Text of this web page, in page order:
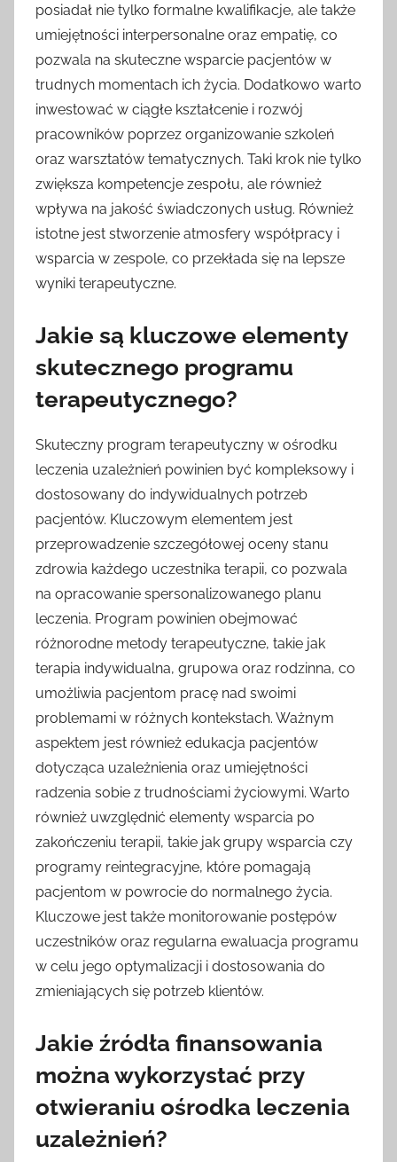
posiadał nie tylko formalne kwalifikacje, ale także
umiejętności interpersonalne oraz empatię, co
pozwala na skuteczne wsparcie pacjentów w
trudnych momentach ich życia. Dodatkowo warto
inwestować w ciągłe kształcenie i rozwój
pracowników poprzez organizowanie szkoleń
oraz warsztatów tematycznych. Taki krok nie tylko
zwiększa kompetencje zespołu, ale również
wpływa na jakość świadczonych usług. Również
istotne jest stworzenie atmosfery współpracy i
wsparcia w zespole, co przekłada się na lepsze
wyniki terapeutyczne.
Jakie są kluczowe elementy
skutecznego programu
terapeutycznego?
Skuteczny program terapeutyczny w ośrodku
leczenia uzależnień powinien być kompleksowy i
dostosowany do indywidualnych potrzeb
pacjentów. Kluczowym elementem jest
przeprowadzenie szczegółowej oceny stanu
zdrowia każdego uczestnika terapii, co pozwala
na opracowanie spersonalizowanego planu
leczenia. Program powinien obejmować
różnorodne metody terapeutyczne, takie jak
terapia indywidualna, grupowa oraz rodzinna, co
umożliwia pacjentom pracę nad swoimi
problemami w różnych kontekstach. Ważnym
aspektem jest również edukacja pacjentów
dotycząca uzależnienia oraz umiejętności
radzenia sobie z trudnościami życiowymi. Warto
również uwzględnić elementy wsparcia po
zakończeniu terapii, takie jak grupy wsparcia czy
programy reintegracyjne, które pomagają
pacjentom w powrocie do normalnego życia.
Kluczowe jest także monitorowanie postępów
uczestników oraz regularna ewaluacja programu
w celu jego optymalizacji i dostosowania do
zmieniających się potrzeb klientów.
Jakie źródła finansowania
można wykorzystać przy
otwieraniu ośrodka leczenia
uzależnień?